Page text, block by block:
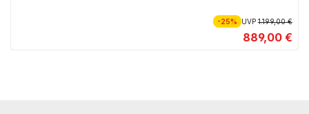
-25% UVP1.199,00 €
889,00 €